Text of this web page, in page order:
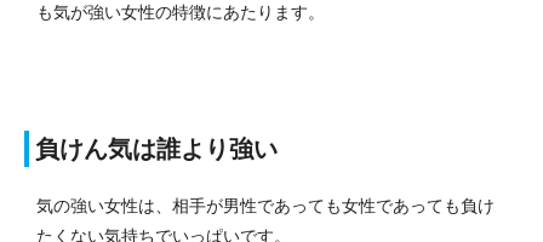
も気が強い女性の特徴にあたります。
負けん気は誰より強い
気の強い女性は、相手が男性であっても女性であっても負け
たくない気持ちでいっぱいです。